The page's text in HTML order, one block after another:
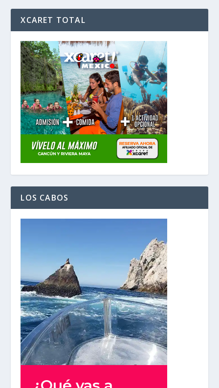
XCARET TOTAL
LOS CABOS